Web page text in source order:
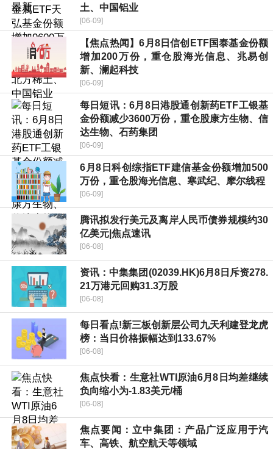
土、中国铝业
[06-09]
【焦点热闻】6月8日信创ETF国泰基金份额
增加200万份，重仓股海光信息、兆易创
新、澜起科技
[06-09]
每日短讯：6月8日港股通创新药ETF工银基
金份额减少3600万份，重仓股康方生物、信
达生物、石药集团
[06-09]
6月8日科创综指ETF建信基金份额增加500
万份，重仓股海光信息、寒武纪、摩尔线程
[06-09]
腾讯拟发行美元及离岸人民币债券规模约30
亿美元|焦点速讯
[06-08]
资讯：中集集团(02039.HK)6月8日斥资278.
21万港元回购31.3万股
[06-08]
每日看点!新三板创新层公司九天利建登龙虎
榜：当日价格振幅达到133.67%
[06-08]
焦点快看：生意社WTI原油6月8日均差继续
负向缩小为-1.83美元/桶
[06-08]
焦点要闻：立中集团：产品广泛应用于汽
车、高铁、航空航天等领域